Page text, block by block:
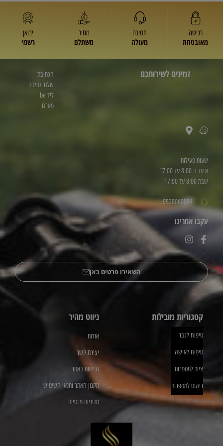
רכישה
מאובטחת
תמיכה
מעולה
מחיר
משתלם
יבואן
רשמי
ניווט מהיר
אודות
יצירת קשר
נגישות באתר
תקנון האתר ותנאי השימוש
מדיניות פרטיות
קטגוריות מובילות
טיפוח לגבר
טיפוח לאישה
ציוד למספרות
ריהוט למספרות
זמינים לשירותכם
הכתובת
שלנו: טייבה
ליד be
פארם
שעות פעילות
א עד ה 8:00 עד 17:00
שבת 8:00 עד 17:00
0528060094
עקבו אחרינו
השאירו פרטים כאן